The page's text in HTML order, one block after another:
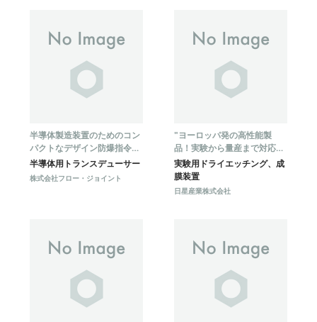
半導体製造装置のためのコン
パクトなデザイン防爆指令対
応製品
半導体用トランスデューサー
株式会社フロー・ジョイント
"ヨーロッパ発の高性能製
品！実験から量産まで対応可
能！"
実験用ドライエッチング、成
膜装置
日星産業株式会社